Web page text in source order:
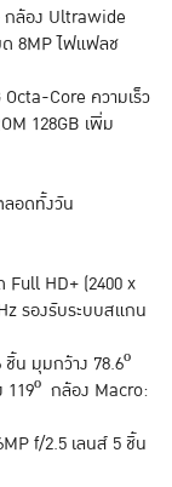
กล้อง Ultrawide
ด 8MP ไฟแฟลช
Core ความเร็ว
128GB เพิ่ม
ลอดทั้งวัน
Full HD+ (2400 x
รองรับระบบสแกน
น มุมกว้าง 78.6º
กล้อง Macro:
f/2.5 เลนส์ 5 ชิ้น